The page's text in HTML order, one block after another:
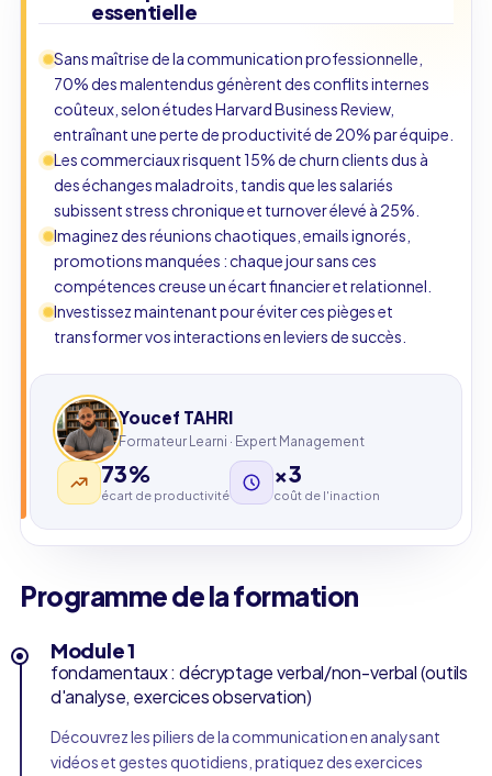
essentielle
Sans maîtrise de la communication professionnelle,
70% des malentendus génèrent des conflits internes
coûteux, selon études Harvard Business Review,
entraînant une perte de productivité de 20% par équipe.
Les commerciaux risquent 15% de churn clients dus à
des échanges maladroits, tandis que les salariés
subissent stress chronique et turnover élevé à 25%.
Imaginez des réunions chaotiques, emails ignorés,
promotions manquées : chaque jour sans ces
compétences creuse un écart financier et relationnel.
Investissez maintenant pour éviter ces pièges et
transformer vos interactions en leviers de succès.
Youcef TAHRI
Formateur Learni · Expert Management
73%
écart de productivité
×3
coût de l'inaction
Programme de la formation
Module 1
fondamentaux : décryptage verbal/non-verbal (outils
d'analyse, exercices observation)
Découvrez les piliers de la communication en analysant
vidéos et gestes quotidiens, pratiquez des exercices